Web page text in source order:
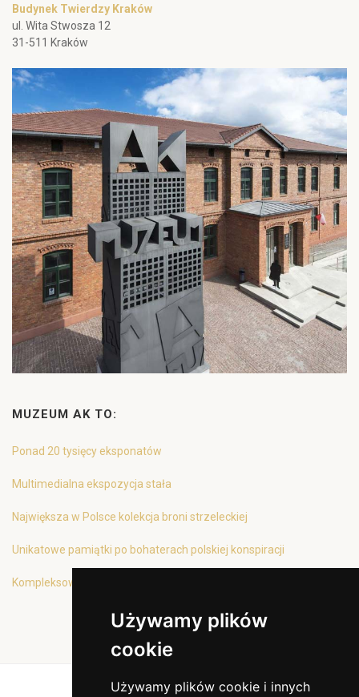
Używamy plików
cookie
Używamy plików cookie i innych
Budynek Twierdzy Kraków
ul. Wita Stwosza 12
31-511 Kraków
MUZEUM AK TO:
Ponad 20 tysięcy eksponatów
Multimedialna ekspozycja stała
Największa w Polsce kolekcja broni strzeleckiej
Unikatowe pamiątki po bohaterach polskiej konspiracji
Kompleksowa oferta edukacyjna